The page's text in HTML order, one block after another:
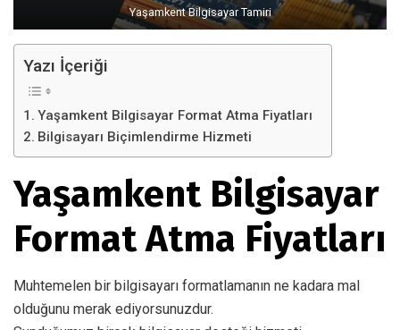
Yaşamkent Bilgisayar Tamiri
Yazı İçeriği
Yaşamkent Bilgisayar Format Atma Fiyatları
Bilgisayarı Biçimlendirme Hizmeti
Yaşamkent Bilgisayar
Format Atma Fiyatları
Muhtemelen bir bilgisayarı formatlamanın ne kadara mal
olduğunu merak ediyorsunuzdur.